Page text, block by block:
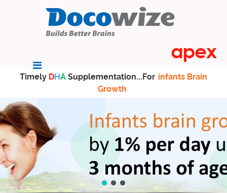
Timely DHA Supplementation...For infants Brain
Growth